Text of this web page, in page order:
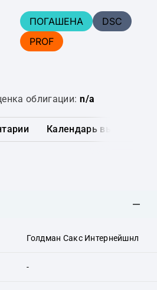
ПОГАШЕНА
DSC
PROF
облигации: n/a
Календарь выплат
Голдман Сакс Интернейшнл
-